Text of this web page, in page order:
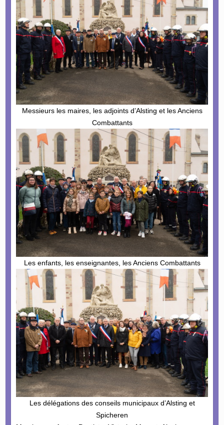
Messieurs les maires, les adjoints d’Alsting et les Anciens
Combattants
Les enfants, les enseignantes, les Anciens Combattants
Les délégations des conseils municipaux d’Alsting et
Spicheren